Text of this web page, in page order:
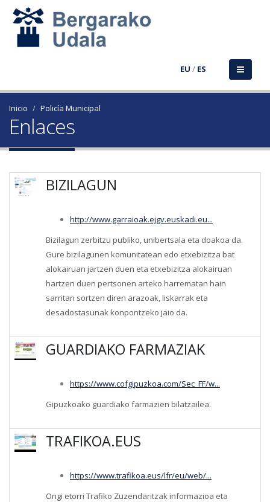
EU / ES
Inicio Policía Municipal
Enlaces
BIZILAGUN
http://www.garraioak.ejgv.euskadi.eu...
Bizilagun zerbitzu publiko, unibertsala eta doakoa da.
Gure bizilagunen komunitatean edo etxebizitza bat
alokairuan jartzen duen eta etxebizitza alokairuan
hartzen duen pertsonen arteko harrematan hain
sarritan sortzen diren arazoak, liskarrak eta
desadostasunak konpontzeko jaio da.
GUARDIAKO FARMAZIAK
https://www.cofgipuzkoa.com/Sec_FF/w...
Gipuzkoako guardiako farmazien bilatzailea.
TRAFIKOA.EUS
https://www.trafikoa.eus/lfr/eu/web/...
Ongi etorri Trafiko Zuzendaritzak informazioa eta